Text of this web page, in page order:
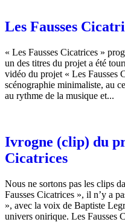
Les Fausses
« Les Fausses Cicatrices »
un des titres du projet a été
vidéo du projet « Les Fausses
scénographie minimaliste, au
au rythme de la musique et...
Ivrogne (clip) du
Cicatrices
Nous ne sortons pas les clips
Fausses Cicatrices », il n’y a
», avec la voix de Baptiste
univers onirique. Les Fausses